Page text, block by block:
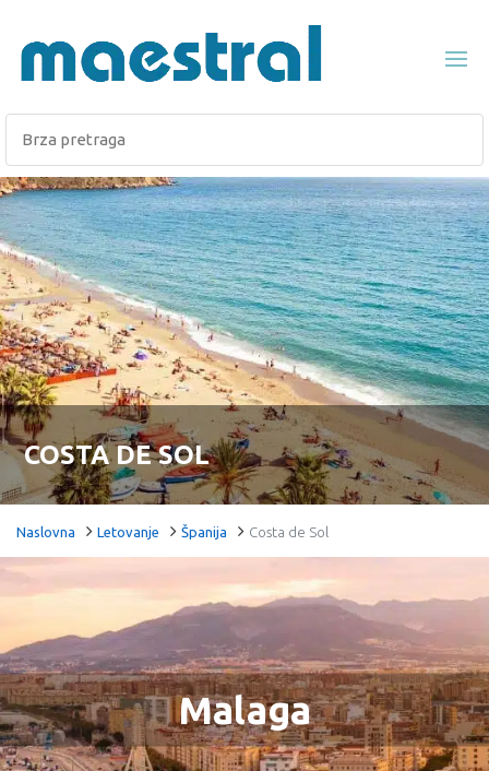
COSTA DE SOL
Naslovna Letovanje Španija Costa de Sol
Malaga